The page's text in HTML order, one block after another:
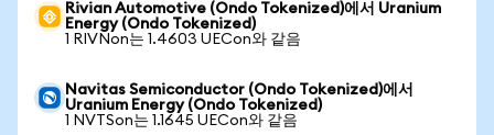
Rivian Automotive (Ondo Tokenized)에서 Uranium
Energy (Ondo Tokenized)
1 RIVNon는 1.4603 UECon와 같음
Navitas Semiconductor (Ondo Tokenized)에서
Uranium Energy (Ondo Tokenized)
1 NVTSon는 1.1645 UECon와 같음